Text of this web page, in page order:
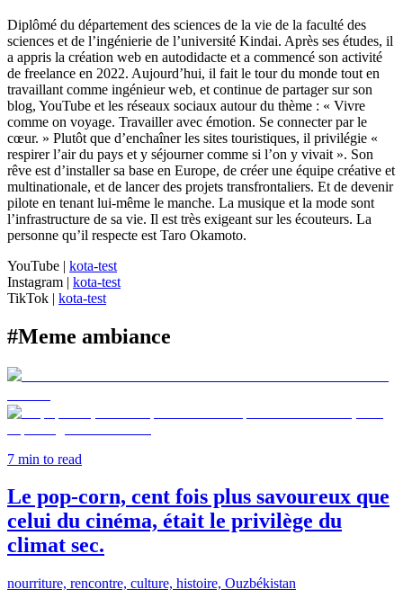
Diplômé du département des sciences de la vie de la faculté des
sciences et de l’ingénierie de l’université Kindai. Après ses études, il
a appris la création web en autodidacte et a commencé son activité
de freelance en 2022. Aujourd’hui, il fait le tour du monde tout en
travaillant comme ingénieur web, et continue de partager sur son
blog, YouTube et les réseaux sociaux autour du thème : « Vivre
comme on voyage. Travailler avec émotion. Se connecter par le
cœur. » Plutôt que d’enchaîner les sites touristiques, il privilégie «
respirer l’air du pays et y séjourner comme si l’on y vivait ». Son
rêve est d’installer sa base en Europe, de créer une équipe créative et
multinationale, et de lancer des projets transfrontaliers. Et de devenir
pilote en tenant lui-même le manche. La musique et la mode sont
l’infrastructure de sa vie. Il est très exigeant sur les écouteurs. La
personne qu’il respecte est Taro Okamoto.
YouTube | kota-test
Instagram | kota-test
TikTok | kota-test
#Meme ambiance
7 min to read
Le pop-corn, cent fois plus savoureux que
celui du cinéma, était le privilège du
climat sec.
nourriture, rencontre, culture, histoire, Ouzbékistan